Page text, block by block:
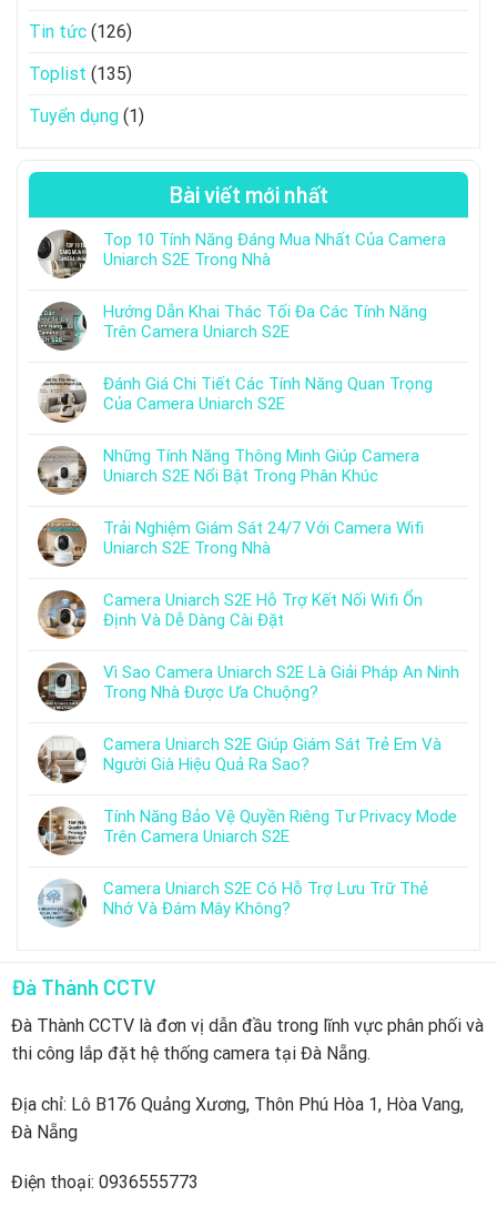
Tin tức (126)
Toplist (135)
Tuyển dụng (1)
Bài viết mới nhất
Top 10 Tính Năng Đáng Mua Nhất Của Camera
Uniarch S2E Trong Nhà
Hướng Dẫn Khai Thác Tối Đa Các Tính Năng
Trên Camera Uniarch S2E
Đánh Giá Chi Tiết Các Tính Năng Quan Trọng
Của Camera Uniarch S2E
Những Tính Năng Thông Minh Giúp Camera
Uniarch S2E Nổi Bật Trong Phân Khúc
Trải Nghiệm Giám Sát 24/7 Với Camera Wifi
Uniarch S2E Trong Nhà
Camera Uniarch S2E Hỗ Trợ Kết Nối Wifi Ổn
Định Và Dễ Dàng Cài Đặt
Vì Sao Camera Uniarch S2E Là Giải Pháp An Ninh
Trong Nhà Được Ưa Chuộng?
Camera Uniarch S2E Giúp Giám Sát Trẻ Em Và
Người Già Hiệu Quả Ra Sao?
Tính Năng Bảo Vệ Quyền Riêng Tư Privacy Mode
Trên Camera Uniarch S2E
Camera Uniarch S2E Có Hỗ Trợ Lưu Trữ Thẻ
Nhớ Và Đám Mây Không?
Đà Thành CCTV
Đà Thành CCTV là đơn vị dẫn đầu trong lĩnh vực phân phối và
thi công lắp đặt hệ thống camera tại Đà Nẵng.
Địa chỉ: Lô B176 Quảng Xương, Thôn Phú Hòa 1, Hòa Vang,
Đà Nẵng
Điện thoại: 0936555773